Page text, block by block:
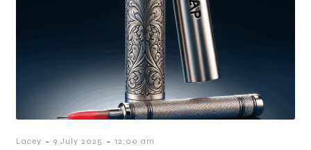
Lacey - 9 July 2025 - 12:00 am